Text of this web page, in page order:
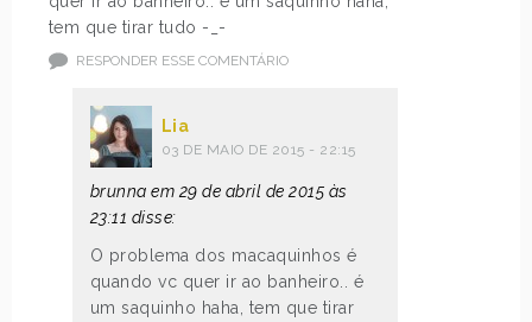
tem que tirar tudo -_-
RESPONDER ESSE COMENTÁRIO
Lia
03 DE MAIO DE 2015 - 22:15
brunna em 29 de abril de 2015 às
23:11 disse:
O problema dos macaquinhos é
quando vc quer ir ao banheiro.. é
um saquinho haha, tem que tirar